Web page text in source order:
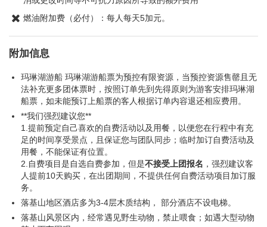
燃油附加费（必付）：每人每天5加元。
附加信息
玛琳湖游船 玛琳湖游船票为预控有限资源，当预控资源售罄且无
法补充更多团体票时，按照订单先到先得原则为游客安排玛琳湖
船票，如未能预订上船票的客人根据订单内容退还相应费用。
**我们强烈建议您**
1.提前预定自己喜欢的自费活动以及用餐，以便您在行程中有充
足的时间享受景点，且保证您与团队同步；临时加订自费活动及
用餐，不能保证有位置。
2.自费项目是自选自费参加，但是不接受上团报名 ，强烈建议客
人提前10天购买，在出团期间，不提供任何自费活动项目加订服
务。
落基山地区酒店多为3-4层木质结构， 部分酒店不设电梯。
落基山风景区内，经常遇见野生动物，禁止喂食；如遇大型动物